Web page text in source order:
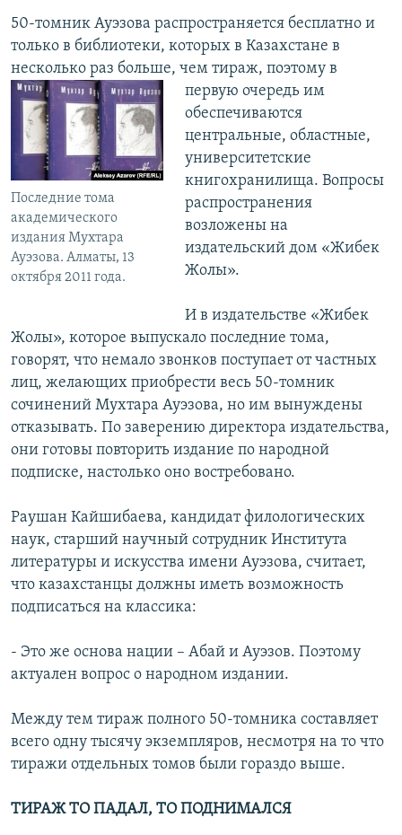
50-томник Ауэзова распространяется бесплатно и
только в библиотеки, которых в Казахстане в
несколько раз больше, чем тираж, поэтому в
Последние тома
академического
издания Мухтара
Ауэзова. Алматы, 13
октября 2011 года.
первую очередь им
обеспечиваются
центральные, областные,
университетские
книгохранилища. Вопросы
распространения
возложены на
издательский дом «Жибек
Жолы».
И в издательстве «Жибек
Жолы», которое выпускало последние тома,
говорят, что немало звонков поступает от частных
лиц, желающих приобрести весь 50-томник
сочинений Мухтара Ауэзова, но им вынуждены
отказывать. По заверению директора издательства,
они готовы повторить издание по народной
подписке, настолько оно востребовано.
Раушан Кайшибаева, кандидат филологических
наук, старший научный сотрудник Института
литературы и искусства имени Ауэзова, считает,
что казахстанцы должны иметь возможность
подписаться на классика:
- Это же основа нации – Абай и Ауэзов. Поэтому
актуален вопрос о народном издании.
Между тем тираж полного 50-томника составляет
всего одну тысячу экземпляров, несмотря на то что
тиражи отдельных томов были гораздо выше.
ТИРАЖ ТО ПАДАЛ, ТО ПОДНИМАЛСЯ